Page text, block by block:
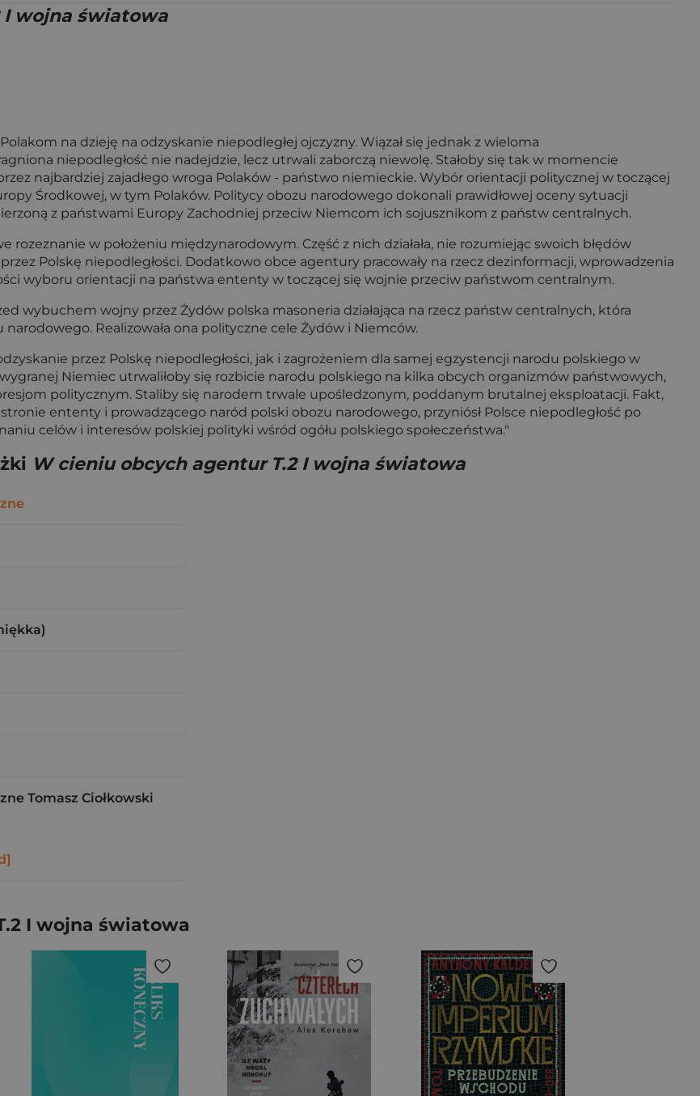
I wojna światowa
na dzieję na odzyskanie niepodległej ojczyzny. Wiązał się jednak z wieloma
niepodległość nie nadejdzie, lecz utrwali zaborczą niewolę. Stałoby się tak w momencie
najbardziej zajadłego wroga Polaków - państwo niemieckie. Wybór orientacji politycznej w toczącej
Środkowej, w tym Polaków. Politycy obozu narodowego dokonali prawidłowej oceny sytuacji
z państwami Europy Zachodniej przeciw Niemcom ich sojusznikom z państw centralnych.
rozeznanie w położeniu międzynarodowym. Część z nich działała, nie rozumiejąc swoich błędów
Polskę niepodległości. Dodatkowo obce agentury pracowały na rzecz dezinformacji, wprowadzenia
wyboru orientacji na państwa ententy w toczącej się wojnie przeciw państwom centralnym.
wybuchem wojny przez Żydów polska masoneria działająca na rzecz państw centralnych, która
Realizowała ona polityczne cele Żydów i Niemców.
przez Polskę niepodległości, jak i zagrożeniem dla samej egzystencji narodu polskiego w
Niemiec utrwaliłoby się rozbicie narodu polskiego na kilka obcych organizmów państwowych,
politycznym. Staliby się narodem trwale upośledzonym, poddanym brutalnej eksploatacji. Fakt,
ententy i prowadzącego naród polski obozu narodowego, przyniósł Polsce niepodległość po
celów i interesów polskiej polityki wśród ogółu polskiego społeczeństwa."
W cieniu obcych agentur T.2 I wojna światowa
Tomasz Ciołkowski
I wojna światowa